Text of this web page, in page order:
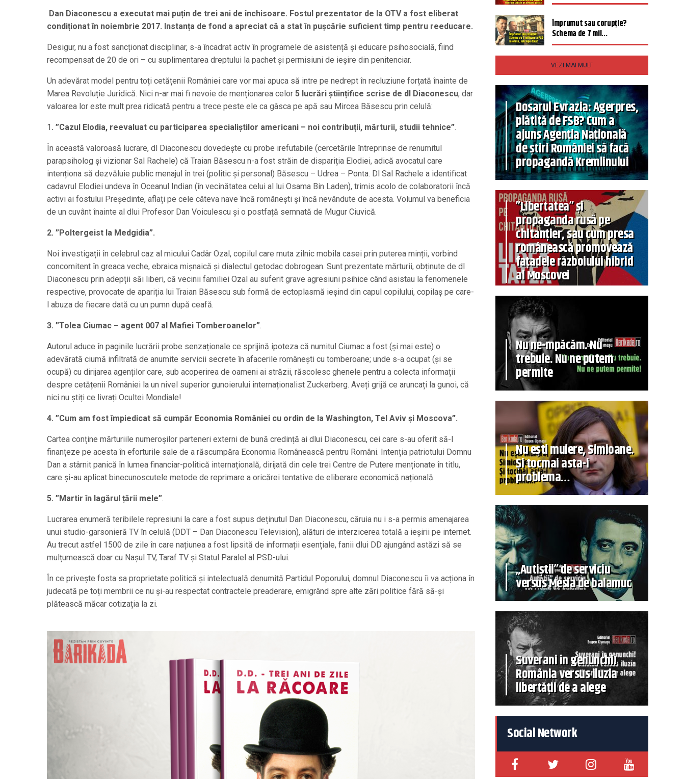
Dan Diaconescu a executat mai puțin de trei ani de închisoare. Fostul prezentator de la OTV a fost eliberat
condiționat în noiembrie 2017. Instanța de fond a apreciat că a stat în pușcărie suficient timp pentru reeducare.
Desigur, nu a fost sancționat disciplinar, s-a încadrat activ în programele de asistență și educare psihosocială, fiind
recompensat de 20 de ori – cu suplimentarea dreptului la pachet și permisiuni de ieșire din penitenciar.
Un adevărat model pentru toți cetățenii României care vor mai apuca să intre pe nedrept în recluziune forțată înainte de
Marea Revoluție Juridică. Nici n-ar mai fi nevoie de menționarea celor 5 lucrări științifice scrise de dl Diaconescu, dar
valoarea lor este mult prea ridicată pentru a trece peste ele ca gâsca pe apă sau Mircea Băsescu prin celulă:
1. ”Cazul Elodia, reevaluat cu participarea specialiștilor americani – noi contribuții, mărturii, studii tehnice”.
În această valoroasă lucrare, dl Diaconescu dovedește cu probe irefutabile (cercetările întreprinse de renumitul
parapsiholog și vizionar Sal Rachele) că Traian Băsescu n-a fost străin de dispariția Elodiei, adică avocatul care
intenționa să dezvăluie public menajul în trei (politic și personal) Băsescu – Udrea – Ponta. Dl Sal Rachele a identificat
cadavrul Elodiei undeva în Oceanul Indian (în vecinătatea celui al lui Osama Bin Laden), trimis acolo de colaboratorii încă
activi ai fostului Președinte, aflați pe cele câteva nave încă românești și încă nevândute de acesta. Volumul va beneficia
de un cuvânt înainte al dlui Profesor Dan Voiculescu și o postfață semnată de Mugur Ciuvică.
2. ”Poltergeist la Medgidia”.
Noi investigații în celebrul caz al micului Cadâr Ozal, copilul care muta zilnic mobila casei prin puterea minții, vorbind
concomitent în greaca veche, ebraica mișnaică și dialectul getodac dobrogean. Sunt prezentate mărturii, obținute de dl
Diaconescu prin adepții săi liberi, că vecinii familiei Ozal au suferit grave agresiuni psihice când asistau la fenomenele
respective, provocate de apariția lui Traian Băsescu sub formă de ectoplasmă ieșind din capul copilului, copilaș pe care-
l abuza de fiecare dată cu un pumn după ceafă.
3. ”Tolea Ciumac – agent 007 al Mafiei Tomberoanelor”.
Autorul aduce în paginile lucrării probe senzaționale ce sprijină ipoteza că numitul Ciumac a fost (și mai este) o
adevărată ciumă infiltrată de anumite servicii secrete în afacerile românești cu tomberoane; unde s-a ocupat (și se
ocupă) cu dirijarea agenților care, sub acoperirea de oameni ai străzii, răscolesc ghenele pentru a colecta informații
despre cetățenii României la un nivel superior gunoierului internaționalist Zuckerberg. Aveți grijă ce aruncați la gunoi, că
nici nu știți ce livrați Ocultei Mondiale!
4. ”Cum am fost împiedicat să cumpăr Economia României cu ordin de la Washington, Tel Aviv și Moscova”.
Cartea conține mărturiile numeroșilor parteneri externi de bună credință ai dlui Diaconescu, cei care s-au oferit să-l
finanțeze pe acesta în eforturile sale de a răscumpăra Economia Românească pentru Români. Intenția patriotului Domnu
Dan a stârnit panică în lumea financiar-politică internațională, dirijată din cele trei Centre de Putere menționate în titlu,
care și-au aplicat binecunoscutele metode de reprimare a oricărei tentative de eliberare economică națională.
5. ”Martir în lagărul țării mele”.
Lucrarea enumeră teribilele represiuni la care a fost supus deținutul Dan Diaconescu, căruia nu i s-a permis amenajarea
unui studio-garsonieră TV în celulă (DDT – Dan Diaconescu Television), alături de interzicerea totală a ieșirii pe internet.
Au trecut astfel 1500 de zile în care națiunea a fost lipsită de informații esențiale, fanii dlui DD ajungând astăzi să se
mulțumească doar cu Nașul TV, Taraf TV și Statul Paralel al PSD-ului.
În ce privește fosta sa proprietate politică și intelectuală denumită Partidul Poporului, domnul Diaconescu îi va acționa în
judecată pe toți membrii ce nu și-au respectat contractele preaderare, emigrând spre alte zări politice fără să-și
plătească măcar cotizația la zi.
Împrumut sau corupție?
Schema de 7 mil...
VEZI MAI MULT
Dosarul Evrazia: Agerpres,
plătită de FSB? Cum a
ajuns Agenția Națională
de știri României să facă
propagandă Kremlinului
”Libertatea” și
propaganda rusă pe
chitanțier, sau cum presa
românească promovează
fațadele războiului hibrid
al Moscovei
Nu ne-mpăcăm. Nu
trebuie. Nu ne putem
permite
Nu ești muiere, Simioane.
Și tocmai asta-i
problema…
„Autiștii” de serviciu
versus Mesia de balamuc
Suverani în genunchi!
România versus iluzia
libertății de a alege
Social Network